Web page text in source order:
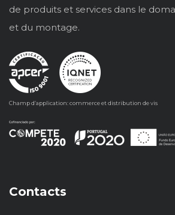
de produits et services dans le
et du montage.
Champ d’application: commerce et distribution de vis
Contacts